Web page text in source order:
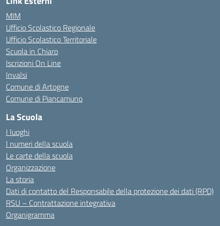
MIM
Ufficio Scolastico Regionale
Ufficio Scolastico Territoriale
Scuola in Chiaro
Iscrizioni On Line
Invalsi
Comune di Artogne
Comune di Piancamuno
La Scuola
I luoghi
I numeri della scuola
Le carte della scuola
Organizzazione
La storia
Dati di contatto del Responsabile della protezione dei dati (RPD)
RSU – Contrattazione integrativa
Organigramma